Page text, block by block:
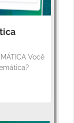
Você